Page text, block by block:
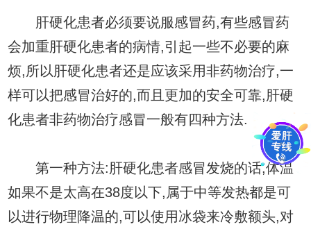
肝硬化患者必须要说服感冒药,有些感冒药
会加重肝硬化患者的病情,引起一些不必要的麻
烦,所以肝硬化患者还是应该采用非药物治疗,一
样可以把感冒治好的,而且更加的安全可靠,肝硬
化患者非药物治疗感冒一般有四种方法.
第一种方法:肝硬化患者感冒发烧的话,体温
如果不是太高在38度以下,属于中等发热都是可
以进行物理降温的,可以使用冰袋来冷敷额头,对